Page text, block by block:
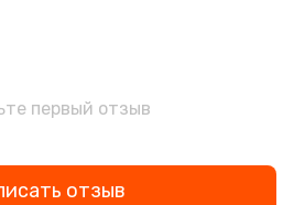
первый отзыв
отзыв